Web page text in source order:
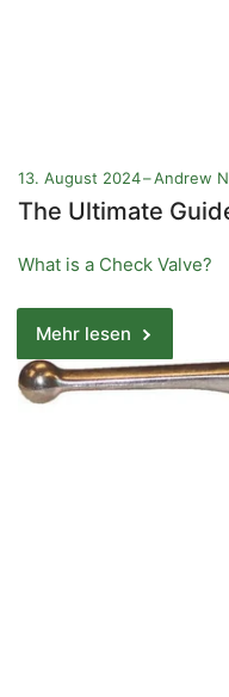
13. August 2024 Andrew
The Ultimate
What is a Check Valve?
Mehr lesen